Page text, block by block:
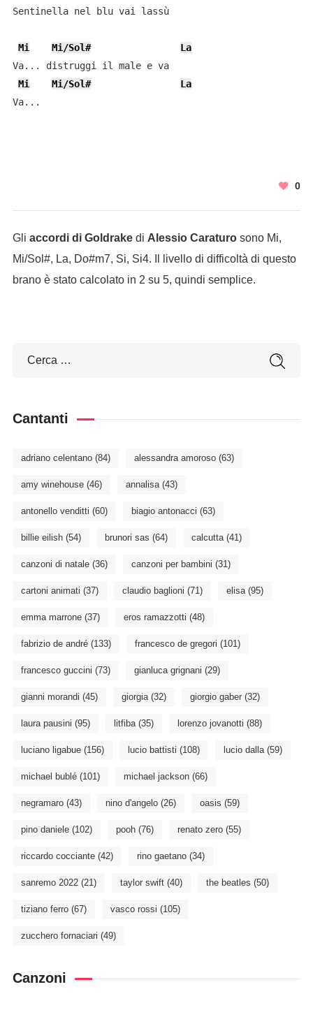
Sentinella nel blu vai lassù
Mi Mi/Sol#
La
Va... distruggi il male e va
Mi
Mi/Sol#
La
Va...
0
Gli accordi di Goldrakedi Alessio Caraturosono Mi,
Mi/Sol#, La, Do#m7, Si, Si4. Il livello di difficoltà di questo
brano è stato calcolato in 2 su 5, quindi semplice.
Cantanti
adriano celentano(84) alessandra amoroso(63)
amy winehouse(46) annalisa(43)
antonello venditti (60) biagio antonacci (63)
billie eilish(54) brunori sas (64) calcutta(41)
canzoni di natale(36) canzoni per bambini (31)
cartoni animati (37) claudio baglioni (71) elisa(95)
emma marrone(37) eros ramazzotti (48)
fabrizio de andré(133) francesco de gregori (101)
francesco guccini (73) gianluca grignani (29)
gianni morandi (45) giorgia(32) giorgio gaber(32)
laura pausini (95) litfiba(35) lorenzo jovanotti (88)
luciano ligabue(156) lucio battisti (108) lucio dalla(59)
michael bublé(101) michael jackson(66)
negramaro(43) nino d'angelo(26) oasis (59)
pino daniele(102) pooh(76) renato zero(55)
riccardo cocciante(42) rino gaetano(34)
sanremo 2022(21) taylor swift(40) the beatles (50)
tiziano ferro(67) vasco rossi (105)
zucchero fornaciari (49)
Canzoni